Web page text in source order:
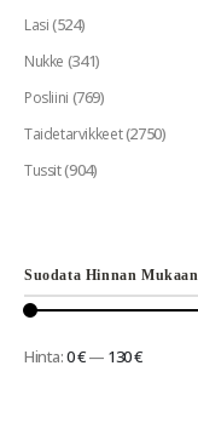
Lasi(524)
Nukke (341)
Posliini (769)
Taidetarvikkeet(2750)
Tussit(904)
Suodata Hinnan Mukaan
Hinta:0 €— 130 €